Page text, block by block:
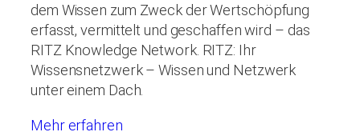
dem Wissen zum Zweck der Wertschöpfung
erfasst, vermittelt und geschaffen wird – das
RITZ Knowledge Network. RITZ: Ihr
Wissensnetzwerk – Wissen und Netzwerk
unter einem Dach.
Mehr erfahren